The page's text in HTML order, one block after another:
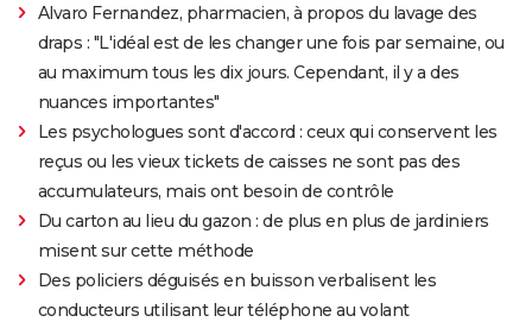
Alvaro Fernandez, pharmacien, à propos du lavage des
draps : "L'idéal est de les changer une fois par semaine, ou
au maximum tous les dix jours. Cependant, il y a des
nuances importantes"
Les psychologues sont d'accord : ceux qui conservent les
reçus ou les vieux tickets de caisses ne sont pas des
accumulateurs, mais ont besoin de contrôle
Du carton au lieu du gazon : de plus en plus de jardiniers
misent sur cette méthode
Des policiers déguisés en buisson verbalisent les
conducteurs utilisant leur téléphone au volant